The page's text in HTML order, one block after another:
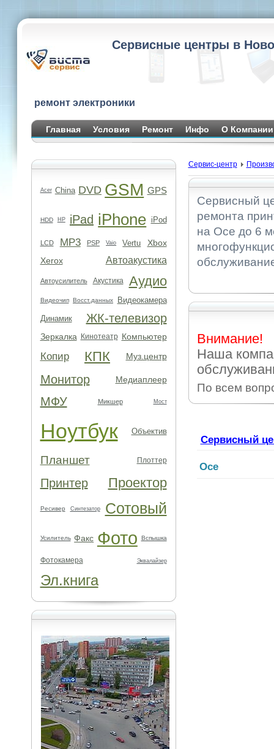
Сервисные центры в
ремонт электроники
Главная Условия Ремонт Инфо О Компании
Acer China DVD GSM GPS
HDD HP iPad iPhone iPod
LCD MP3 PSP Vaio Vertu
Xbox
Xerox
Автоакустика
Автоусилитель Акустика Аудио
Видеочип Восст.данных
Видеокамера
Динамик
ЖК-телевизор
Зеркалка Кинотеатр Компьютер
Копир КПК Муз.центр
Монитор Медиаплеер
МФУ Микшер Мост
Ноутбук Объектив
Планшет Плоттер
Принтер Проектор
Ресивер Синтезатор Сотовый
Усилитель Факс Фото Вспышка
Фотокамера Эквалайзер
Эл.книга
Сервис-центр
Сервисный
ремонта
на Oce до 6
Внимание!
Наша
По всем
Сервисный
Oce